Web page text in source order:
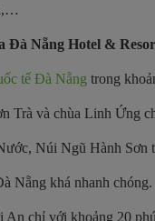
Đà Nẵng Hotel &
tế Đà Nẵng trong
Trà và chùa Linh Ứng
Núi Ngũ Hành Sơn
Nẵng khá nhanh chóng.
An chỉ với khoảng 20